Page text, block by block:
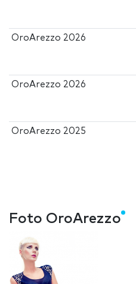
OroArezzo 2026
OroArezzo 2026
OroArezzo 2025
Foto OroArezzo